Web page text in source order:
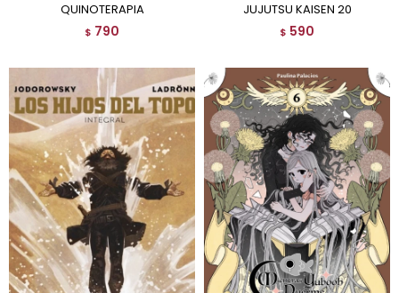
QUINOTERAPIA
$ 790
JUJUTSU KAISEN 20
$ 590